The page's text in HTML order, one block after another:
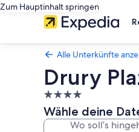
Zum Hauptinhalt springen
Alle Unterkünfte
Drury
4.0-
Sterne-
Unterkunft
Wähle deine
Wo soll’s